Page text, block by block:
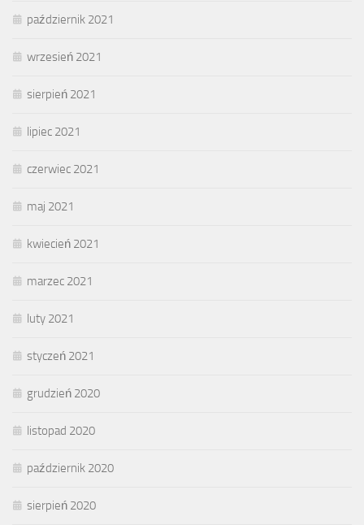
październik 2021
wrzesień 2021
sierpień 2021
lipiec 2021
czerwiec 2021
maj 2021
kwiecień 2021
marzec 2021
luty 2021
styczeń 2021
grudzień 2020
listopad 2020
październik 2020
sierpień 2020